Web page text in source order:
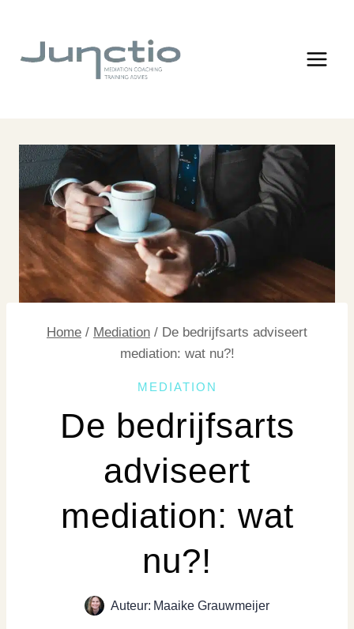
inhoud
Home / Mediation / De bedrijfsarts adviseert
mediation: wat nu?!
MEDIATION
De bedrijfsarts
adviseert
mediation: wat
nu?!
Auteur: Maaike Grauwmeijer